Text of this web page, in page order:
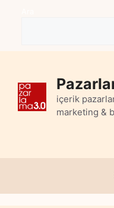
içerik
marketing &